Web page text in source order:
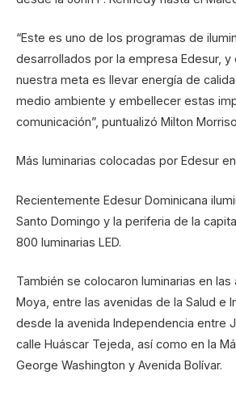
“Este es uno de los programas de
desarrollados por la empresa Edesur,
nuestra meta es llevar energía de
medio ambiente y embellecer estas
comunicación”, puntualizó Milton
Más luminarias colocadas por Edesur
Recientemente Edesur Dominicana
Santo Domingo y la periferia de la
800 luminarias LED.
También se colocaron luminarias en
Moya, entre las avenidas de la Salud e
desde la avenida Independencia entre
calle Huáscar Tejeda, así como en la
George Washington y Avenida Bolívar.